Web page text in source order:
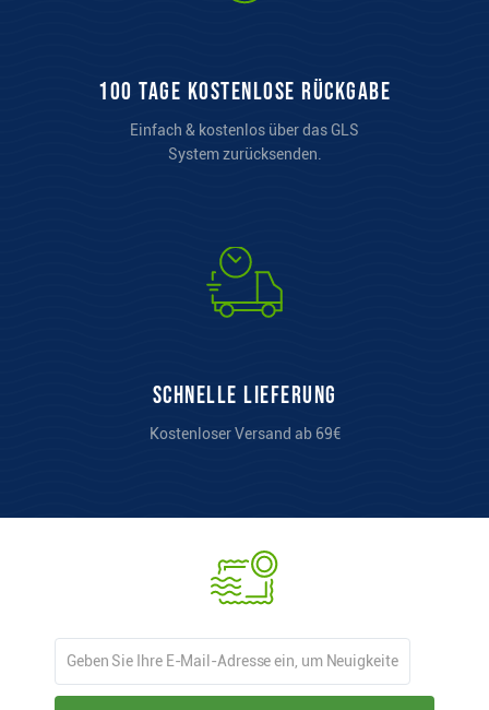
100 Tage kostenlose Rückgabe
Einfach & kostenlos über das GLS
System zurücksenden.
Schnelle Lieferung
Kostenloser Versand ab 69€